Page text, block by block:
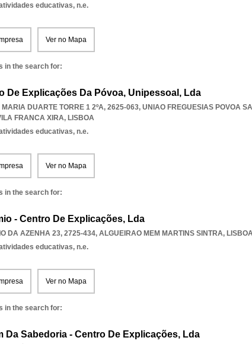
educativas, n.e.
Ver no Mapa
in the search for:
De Explicações Da Póvoa, Unipessoal, Lda
MARIA DUARTE TORRE 1 2ºA, 2625-063, UNIAO FREGUESIAS POVOA
FRANCA XIRA, LISBOA
educativas, n.e.
Ver no Mapa
in the search for:
- Centro De Explicações, Lda
DA AZENHA 23, 2725-434, ALGUEIRAO MEM MARTINS SINTRA,
educativas, n.e.
Ver no Mapa
in the search for:
Da Sabedoria - Centro De Explicações, Lda